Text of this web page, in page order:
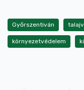
Győrszentiván
környezetvédelem